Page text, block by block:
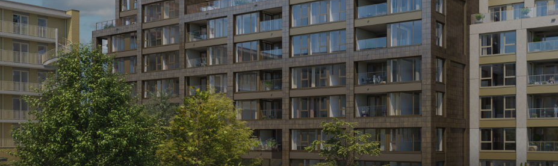
Nijmegen Woning kopen
Leeswijzer
Veelgestelde vragen
Contact